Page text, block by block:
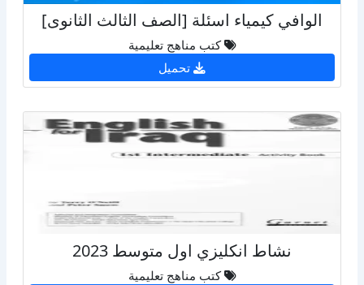
الوافي كيمياء اسئلة [الصف الثالث الثانوى]
كتب مناهج تعليمية
تحميل
نشاط انكليزي اول متوسط 2023
كتب مناهج تعليمية